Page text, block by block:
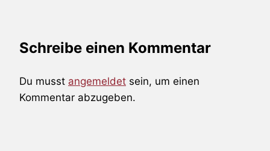
Schreibe einen Kommentar
Du musst angemeldet sein, um einen
Kommentar abzugeben.